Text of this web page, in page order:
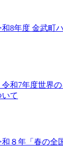
和8年度 金武町
令和7年度世界
て
和８年「春の